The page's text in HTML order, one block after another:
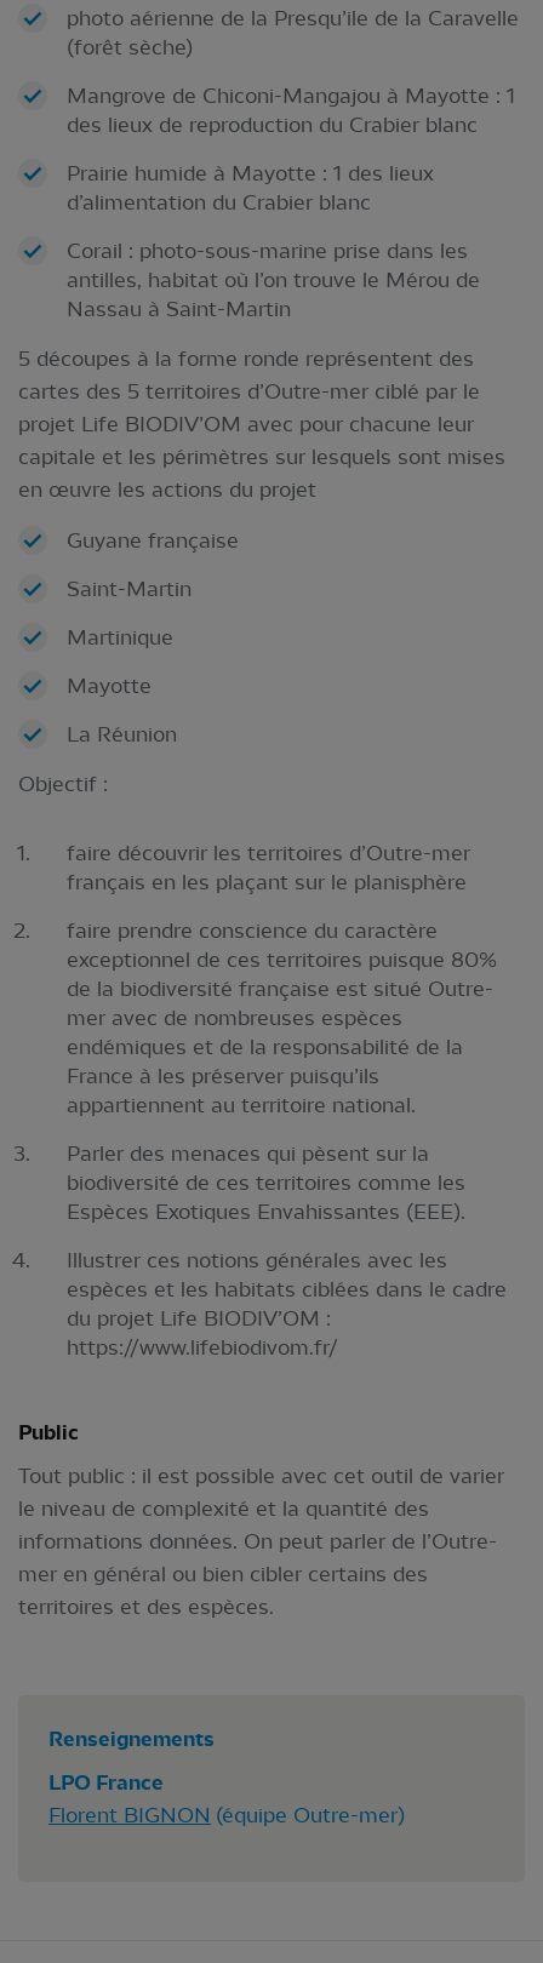
photo aérienne de la Presqu’ile de la Caravelle
(forêt sèche)
Mangrove de Chiconi-Mangajou à Mayotte : 1
des lieux de reproduction du Crabier blanc
Prairie humide à Mayotte : 1 des lieux
d’alimentation du Crabier blanc
Corail : photo-sous-marine prise dans les
antilles, habitat où l’on trouve le Mérou de
Nassau à Saint-Martin
5 découpes à la forme ronde représentent des
cartes des 5 territoires d’Outre-mer ciblé par le
projet Life BIODIV’OM avec pour chacune leur
capitale et les périmètres sur lesquels sont mises
en œuvre les actions du projet
Guyane française
Saint-Martin
Martinique
Mayotte
La Réunion
Objectif :
faire découvrir les territoires d’Outre-mer
français en les plaçant sur le planisphère
faire prendre conscience du caractère
exceptionnel de ces territoires puisque 80%
de la biodiversité française est situé Outre-
mer avec de nombreuses espèces
endémiques et de la responsabilité de la
France à les préserver puisqu’ils
appartiennent au territoire national.
Parler des menaces qui pèsent sur la
biodiversité de ces territoires comme les
Espèces Exotiques Envahissantes (EEE).
Illustrer ces notions générales avec les
espèces et les habitats ciblées dans le cadre
du projet Life BIODIV’OM :
https://www.lifebiodivom.fr/
Public
Tout public : il est possible avec cet outil de varier
le niveau de complexité et la quantité des
informations données. On peut parler de l’Outre-
mer en général ou bien cibler certains des
territoires et des espèces.
Renseignements
LPO France
Florent BIGNON (équipe Outre-mer)